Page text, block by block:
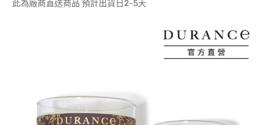
此為廠商直送商品 預計出貨日2-5天